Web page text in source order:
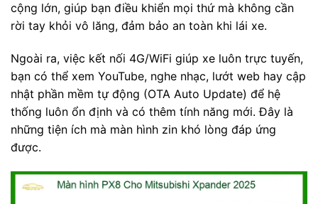
cộng lớn, giúp bạn điều khiển mọi thứ mà không cần
rời tay khỏi vô lăng, đảm bảo an toàn khi lái xe.
Ngoài ra, việc kết nối 4G/WiFi giúp xe luôn trực tuyến,
bạn có thể xem YouTube, nghe nhạc, lướt web hay cập
nhật phần mềm tự động (OTA Auto Update) để hệ
thống luôn ổn định và có thêm tính năng mới. Đây là
những tiện ích mà màn hình zin khó lòng đáp ứng
được.